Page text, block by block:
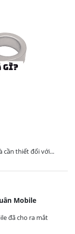
cần thiết đối với...
Mobile
đã cho ra mắt